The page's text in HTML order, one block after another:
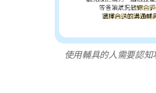
使用輔具的人需要認知